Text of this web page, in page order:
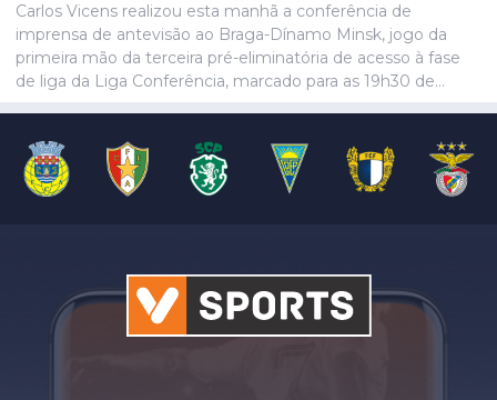
Carlos Vicens realizou esta manhã a conferência de
imprensa de antevisão ao Braga-Dínamo Minsk, jogo da
primeira mão da terceira pré-eliminatória de acesso à fase
de liga da Liga Conferência, marcado para as 19h30 de